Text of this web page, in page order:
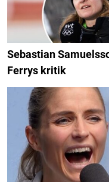
Sebastian
Ferrys kritik